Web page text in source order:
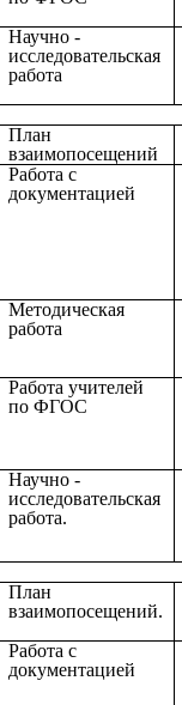
Научно -
исследовательская
работа
План
взаимопосещений
Работа с
документацией
Методическая
работа
Работа учителей
по ФГОС
Научно -
исследовательская
работа.
План
взаимопосещений.
Работа с
документацией